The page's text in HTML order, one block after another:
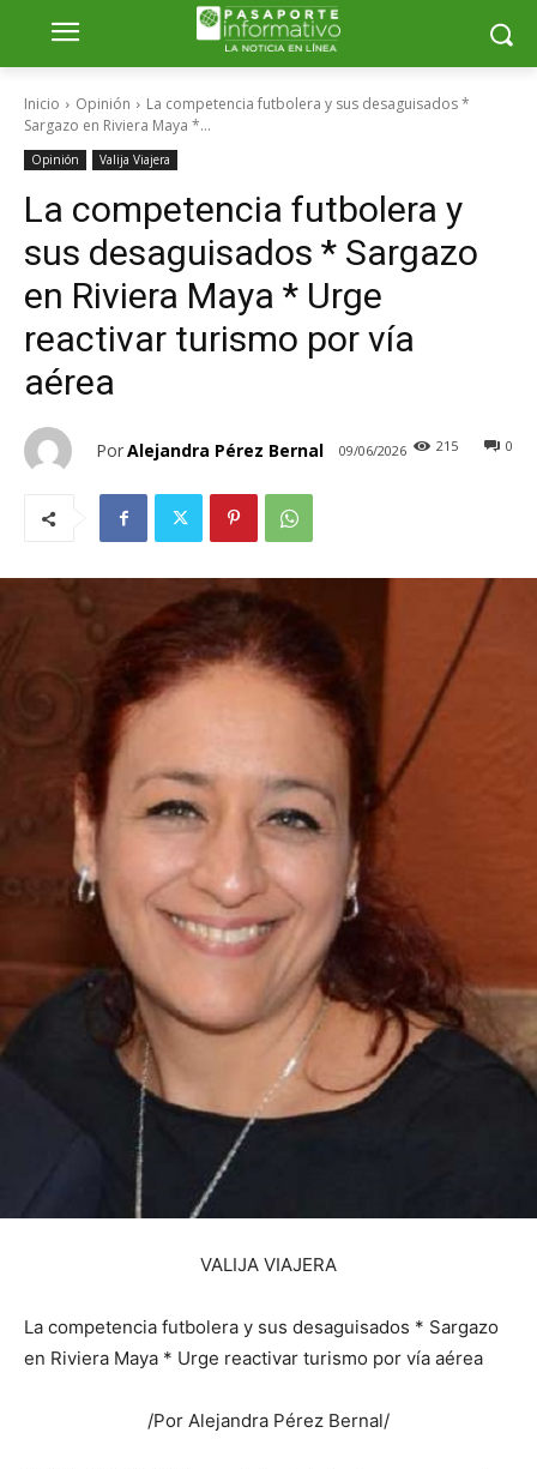
Inicio Opinión
La competencia futbolera y sus desaguisados *
Sargazo en Riviera Maya *...
Opinión Valija Viajera
La competencia futbolera y
sus desaguisados * Sargazo
en Riviera Maya * Urge
reactivar turismo por vía
aérea
PorAlejandra Pérez Bernal 09/06/2026 0
215
VALIJA VIAJERA
La competencia futbolera y sus desaguisados * Sargazo
en Riviera Maya * Urge reactivar turismo por vía aérea
/Por Alejandra Pérez Bernal/